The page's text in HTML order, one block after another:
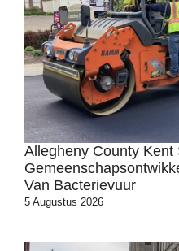
Allegheny County Kent
Van Bacterievuur
5 Augustus 2026